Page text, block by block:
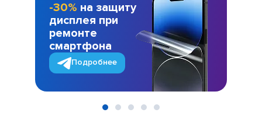
-30% на защиту
дисплея при
ремонте
смартфона
Подробнее